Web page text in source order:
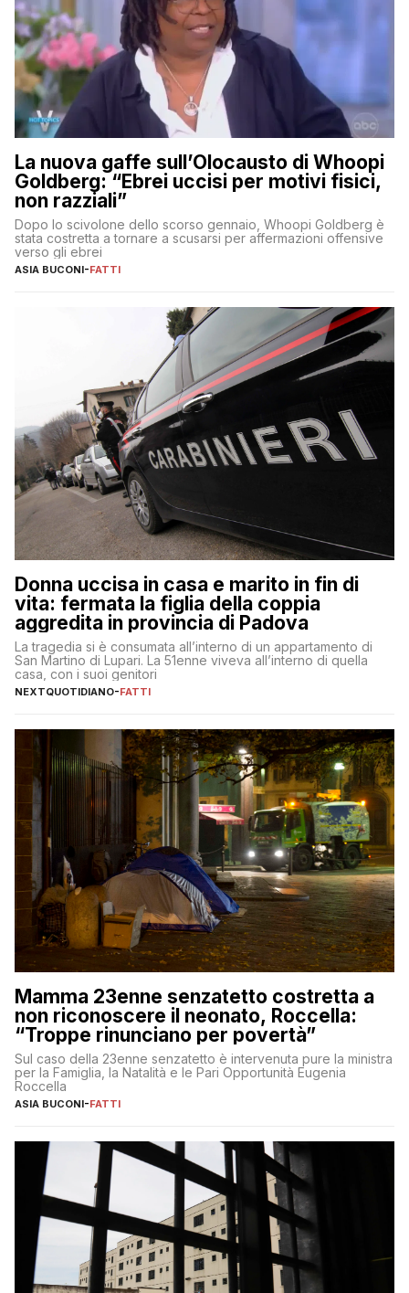
La nuova gaffe sull’Olocausto di Whoopi
Goldberg: “Ebrei uccisi per motivi fisici,
non razziali”
Dopo lo scivolone dello scorso gennaio, Whoopi Goldberg è
stata costretta a tornare a scusarsi per affermazioni offensive
verso gli ebrei
ASIA BUCONI-FATTI
Donna uccisa in casa e marito in fin di
vita: fermata la figlia della coppia
aggredita in provincia di Padova
La tragedia si è consumata all’interno di un appartamento di
San Martino di Lupari. La 51enne viveva all’interno di quella
casa, con i suoi genitori
NEXTQUOTIDIANO-FATTI
Mamma 23enne senzatetto costretta a
non riconoscere il neonato, Roccella:
“Troppe rinunciano per povertà”
Sul caso della 23enne senzatetto è intervenuta pure la ministra
per la Famiglia, la Natalità e le Pari Opportunità Eugenia
Roccella
ASIA BUCONI-FATTI